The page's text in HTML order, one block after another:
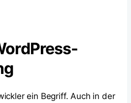
ein Begriff. Auch in der